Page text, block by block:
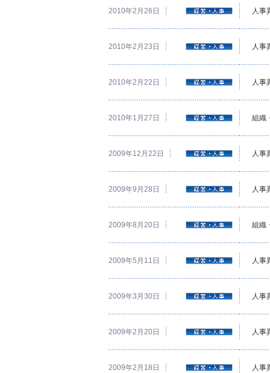
2010年2月26日 人事
2010年2月23日 人事
2010年2月22日 人事
2010年1月27日 組織
2009年12月22日 人事
2009年9月28日 人事
2009年8月20日 組織
2009年5月11日 人事
2009年3月30日 人事
2009年2月20日 人事
2009年2月18日 人事